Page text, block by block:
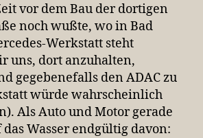
vor dem Bau der dortigen
noch wußte, wo in Bad
Werkstatt steht
uns, dort anzuhalten,
gegebenefalls den ADAC zu
würde wahrscheinlich
Als Auto und Motor gerade
Wasser endgültig davon: